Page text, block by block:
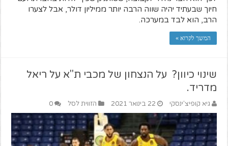
חיוך שבעתיד יהיה שווה הרבה יותר ממיליון דולר, אבל לצערו
הרב, הוא לבד במערכה.
המשך לקרוא »
שינוי כיוון? על הנצחון של מכבי ת"א על ריאל
מדריד.
גיא קופיצ'ינסקי 22 בינואר 2021 הזווית לסל 0